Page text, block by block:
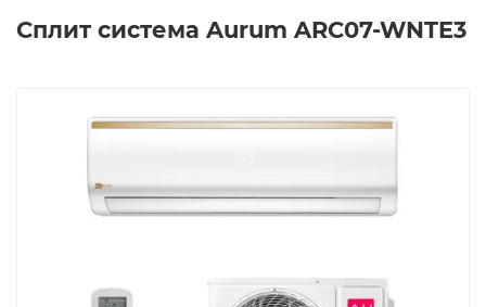
Сплит система Aurum ARC07-WNTE3